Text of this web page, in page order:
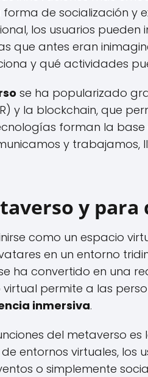
de socialización y
los usuarios
que antes eran
y qué actividades
se ha popularizado
y la blockchain, que
forman la
y trabajamos,
y para
como un espacio
en un entorno
ha convertido en una
permite a las
inmersiva.
del metaverso es
de entornos virtuales, los
o simplemente